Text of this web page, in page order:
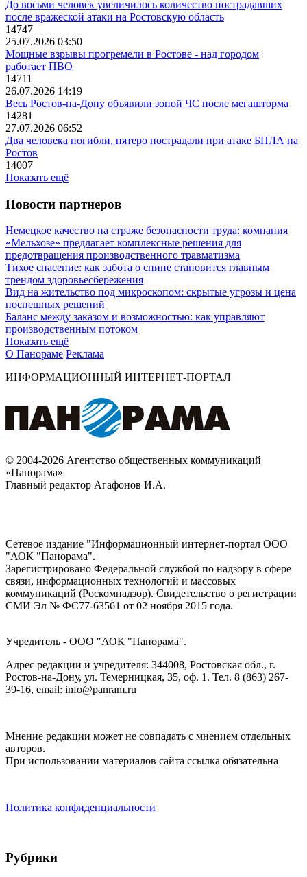
До восьми человек увеличилось количество пострадавших
после вражеской атаки на Ростовскую область
14747
25.07.2026 03:50
Мощные взрывы прогремели в Ростове - над городом
работает ПВО
14711
26.07.2026 14:19
Весь Ростов-на-Дону объявили зоной ЧС после мегашторма
14281
27.07.2026 06:52
Два человека погибли, пятеро пострадали при атаке БПЛА на
Ростов
14007
Показать ещё
Новости партнеров
Немецкое качество на страже безопасности труда: компания
«Мельхозе» предлагает комплексные решения для
предотвращения производственного травматизма
Тихое спасение: как забота о спине становится главным
трендом здоровьесбережения
Вид на жительство под микроскопом: скрытые угрозы и цена
поспешных решений
Баланс между заказом и возможностью: как управляют
производственным потоком
Показать ещё
О Панораме Реклама
ИНФОРМАЦИОННЫЙ ИНТЕРНЕТ-ПОРТАЛ
© 2004-2026 Агентство общественных коммуникаций
«Панорама»
Главный редактор Агафонов И.А.
Сетевое издание "Информационный интернет-портал ООО
"АОК "Панорама".
Зарегистрировано Федеральной службой по надзору в сфере
связи, информационных технологий и массовых
коммуникаций (Роскомнадзор). Cвидетельство о регистрации
СМИ Эл № ФС77-63561 от 02 ноября 2015 года.
Учредитель - ООО "АОК "Панорама".
Адрес редакции и учредителя: 344008, Ростовская обл., г.
Ростов-на-Дону, ул. Темерницкая, 35, оф. 1. Тел. 8 (863) 267-
39-16, email: info@panram.ru
Мнение редакции может не совпадать с мнением отдельных
авторов.
При использовании материалов сайта ссылка обязательна
Политика конфиденциальности
Рубрики